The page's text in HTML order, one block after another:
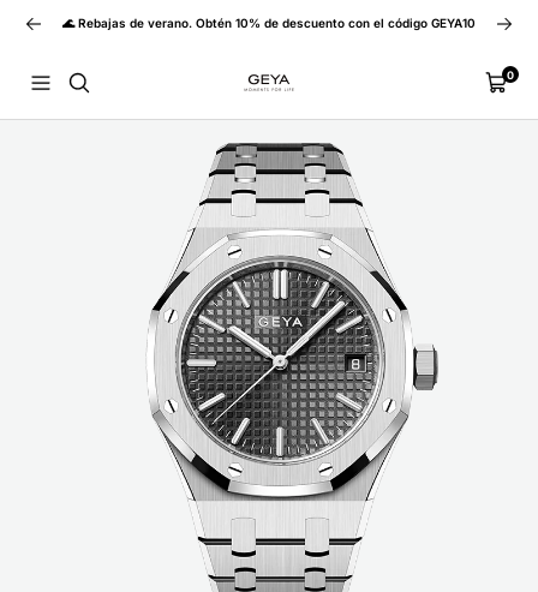
Anterior🌊 Rebajas de verano. Obtén 10% de descuento con el código GEYA10
Navigación
Carrito
0